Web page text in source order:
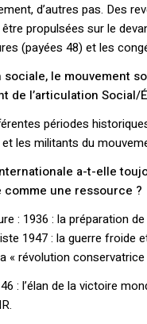
d’autres pas. Des
propulsées sur le
(payées 48) et les
sociale, le mouvement
de l’articulation Social/
périodes
les militants du
a-t-elle
une ressource ?
: 1936 : la préparation
1947 : la guerre froide
« révolution conservatrice
: l’élan de la victoire